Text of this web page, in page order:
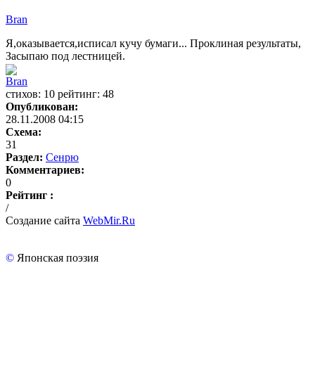
Bran
Я,оказывается,исписал кучу бумаги... Проклиная результаты,
Засыпаю под лестницей.
Bran
cтихов: 10 рейтинг: 48
Опубликован:
28.11.2008 04:15
Схема:
31
Раздел: Сенрю
Комментариев:
0
Рейтинг :
/
Создание сайта WebMir.Ru
© Японская поэзия